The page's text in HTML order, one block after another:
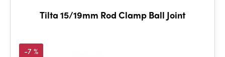
Tilta 15/19mm Rod Clamp Ball Joint
-7 %